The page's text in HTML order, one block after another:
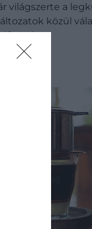
világszerte a
közül
szerint…